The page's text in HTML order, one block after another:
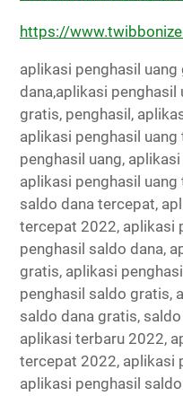
https://
aplikasi penghasil
dana,aplikasi penghasil
gratis, penghasil,
aplikasi penghasil
penghasil uang,
aplikasi penghasil
saldo dana tercepat,
tercepat 2022, aplikasi
penghasil saldo dana,
gratis, aplikasi
penghasil saldo gratis,
saldo dana gratis,
aplikasi terbaru 2022,
tercepat 2022, aplikasi
aplikasi penghasil